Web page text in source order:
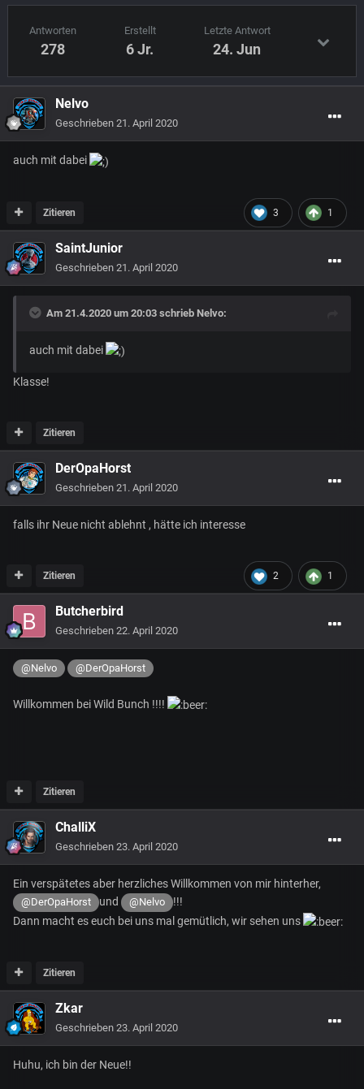
Antworten
278
Erstellt
6 Jr.
Letzte Antwort
24. Jun
Nelvo
Geschrieben 21. April 2020
auch mit dabei
3 1
Zitieren
SaintJunior
Geschrieben 21. April 2020
Am 21.4.2020 um 20:03 schrieb Nelvo:
auch mit dabei
Klasse!
Zitieren
DerOpaHorst
Geschrieben 21. April 2020
falls ihr Neue nicht ablehnt , hätte ich interesse
2 1
Zitieren
Butcherbird
Geschrieben 22. April 2020
@Nelvo @DerOpaHorst
Willkommen bei Wild Bunch !!!!
Zitieren
ChalliX
Geschrieben 23. April 2020
Ein verspätetes aber herzliches Willkommen von mir hinterher,
@DerOpaHorst und @Nelvo
!!!
Dann macht es euch bei uns mal gemütlich, wir sehen uns
Zitieren
Zkar
Geschrieben 23. April 2020
Huhu, ich bin der Neue!!